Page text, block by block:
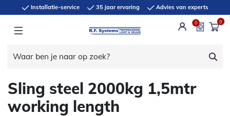
Installatie-service 35 jaar ervaring Advies van experts
0 0
Sling steel 2000kg 1,5mtr
working length